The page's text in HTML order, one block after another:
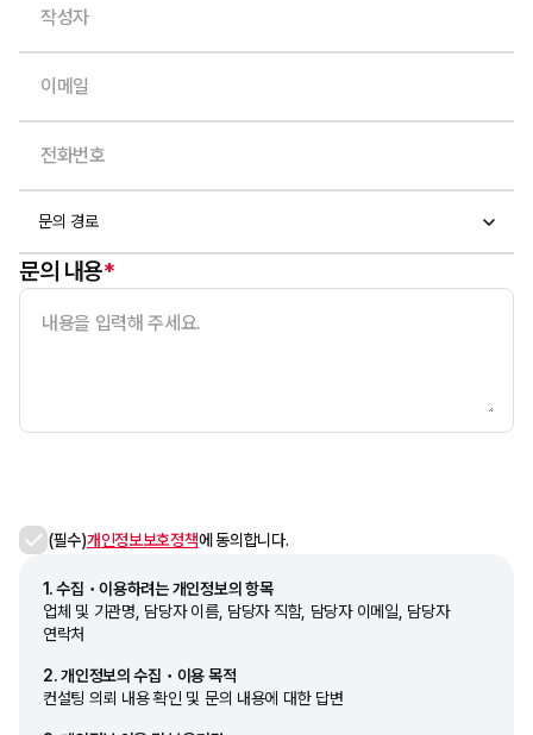
문의 경로
문의 내용*
(필수)개인정보보호정책에 동의합니다.
1. 수집・이용하려는 개인정보의 항목
업체 및 기관명, 담당자 이름, 담당자 직함, 담당자 이메일, 담당자
연락처
2. 개인정보의 수집・이용 목적
컨설팅 의뢰 내용 확인 및 문의 내용에 대한 답변